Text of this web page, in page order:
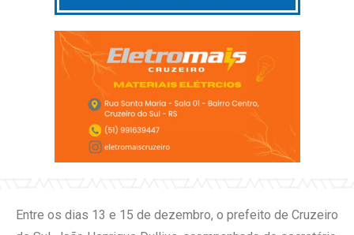
Entre os dias 13 e 15 de dezembro, o prefeito de Cruzeiro